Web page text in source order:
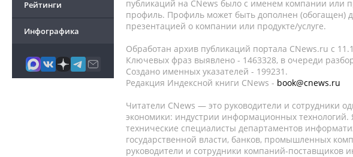
Рейтинги
Инфографика
публикаций на CNews было с именем компании или
профиль. Профиль может быть дополнен (обогащен)
презентацией о компании или продукте/услуге.
Обработан архив публикаций портала CNews.ru c
Ключевых фраз выявлено - 1463328, в очереди
Создано именных указателей - 199231.
Редакция Индексной книги CNews - book@cnews.ru
Читатели CNews — это руководители и сотрудники
экономики: индустрии информационных
технические специалисты департаментов
государственной власти, банков, промышленных
руководители и сотрудники компаний-поставщиков